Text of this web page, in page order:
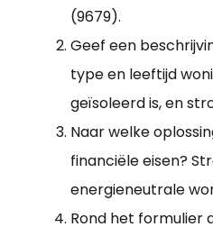
(9679).
Geef een
type en leeftijd
geïsoleerd is, en
Naar welke
financiële eisen?
energieneutrale
Rond het formulier